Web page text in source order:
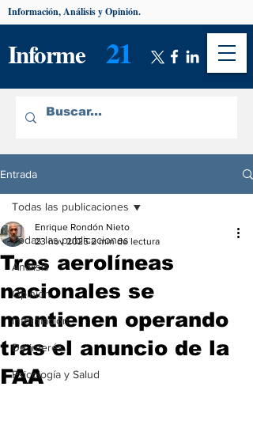
Informe 21
Información, Análisis y Opinión.
Entrada
Todas las publicaciones
Análisis
Opinión
Información
De interés
Psicología y Salud
Todas las publicaciones
Tres aerolíneas
nacionales se
mantienen operando
tras el anuncio de la
FAA
Enrique Rondón Nieto
23 nov 2025 2 min de lectura